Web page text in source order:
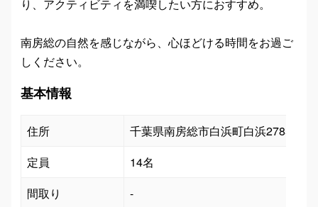
り、アクティビティを満喫したい方におすすめ。
南房総の自然を感じながら、心ほどける時間をお過ご
しください。
基本情報
住所
千葉県南房総市白浜町白浜2785-2
定員
14名
間取り
-